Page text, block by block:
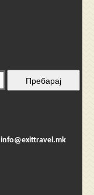
info@exittravel.mk